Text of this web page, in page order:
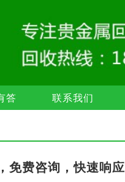
答 联系我们
免费咨询，快速响应